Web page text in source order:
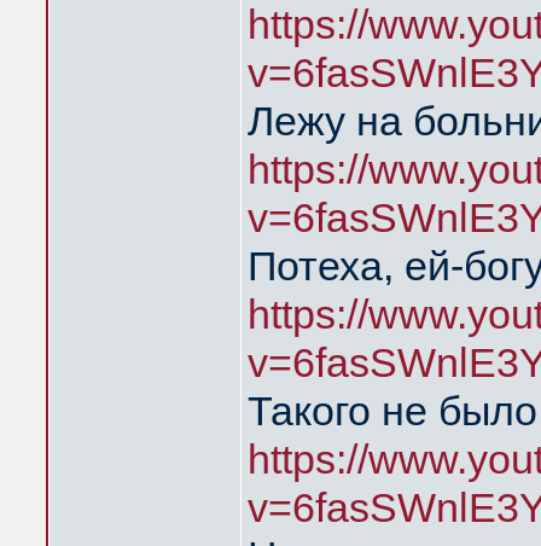
https://
Лежу на
https://
Потеха, ей-
https://
Такого не
https://